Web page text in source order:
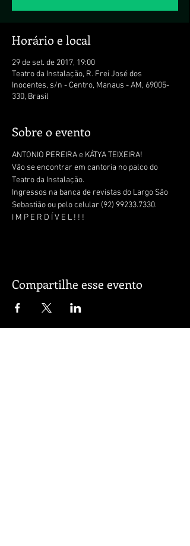
Horário e local
29 de set. de 2017, 19:00
Teatro da Instalação, R. Frei José dos
Inocentes, s/n - Centro, Manaus - AM, 69005-
330, Brasil
Sobre o evento
ANTONIO PEREIRA e KÁTYA TEIXEIRA!
Vão se encontrar em cantoria no palco do
Teatro da Instalação.
Ingressos na banca de revistas do Largo São
Sebastião ou pelo celular (92) 99233.7330.
I M P E R D Í V E L ! ! !
Compartilhe esse evento